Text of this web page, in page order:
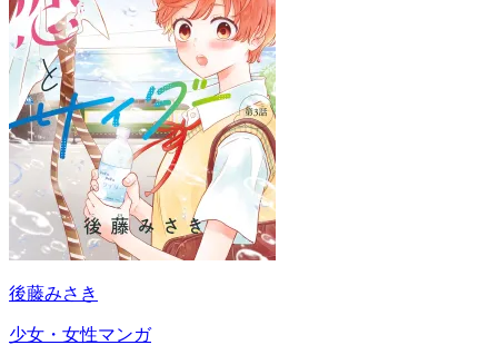
後藤みさき
少女・女性マンガ